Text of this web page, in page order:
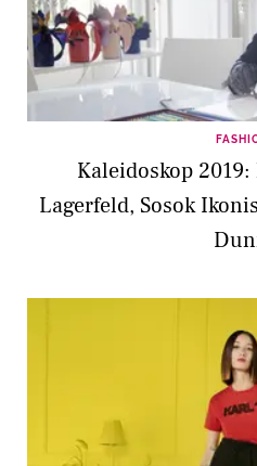
Kaleidoskop
Lagerfeld, Sosok